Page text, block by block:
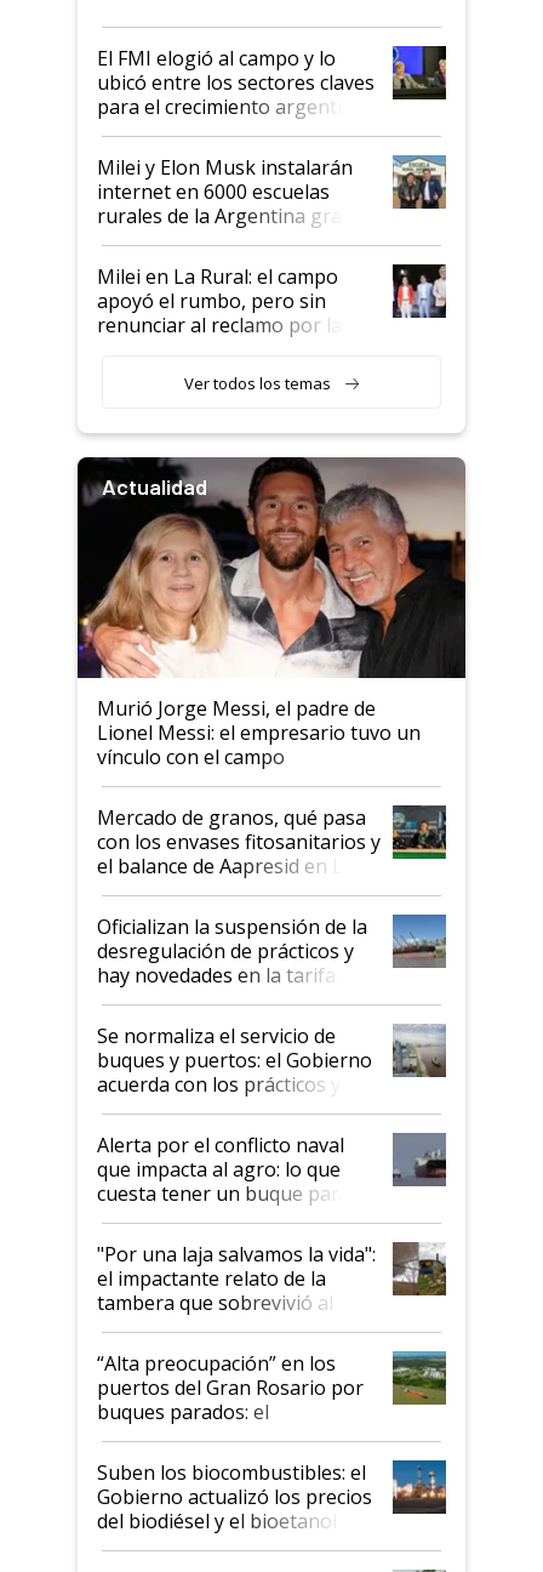
de Milei
El FMI elogió al campo y lo
ubicó entre los sectores claves
para el crecimiento argentino
Milei y Elon Musk instalarán
internet en 6000 escuelas
rurales de la Argentina gracias
a un acuerdo con Starlink
Milei en La Rural: el campo
apoyó el rumbo, pero sin
renunciar al reclamo por las
Ver todos los temas
Actualidad
Murió Jorge Messi, el padre de
Lionel Messi: el empresario tuvo un
vínculo con el campo
Mercado de granos, qué pasa
con los envases fitosanitarios y
el balance de Aapresid en La
Posta
Oficializan la suspensión de la
desregulación de prácticos y
hay novedades en la tarifa de
la hidrovía
Se normaliza el servicio de
buques y puertos: el Gobierno
acuerda con los prácticos y
suspende el decreto de
desregulación
Alerta por el conflicto naval
que impacta al agro: lo que
cuesta tener un buque parado
y el peligro de que Argentina
pase a ser "país sucio"
"Por una laja salvamos la vida":
el impactante relato de la
tambera que sobrevivió al
tornado
“Alta preocupación” en los
puertos del Gran Rosario por
buques parados: el
funcionamiento de las
exportadoras en tensión tras
la medida de fuerza de los
prácticos
Suben los biocombustibles: el
Gobierno actualizó los precios
del biodiésel y el bioetanol